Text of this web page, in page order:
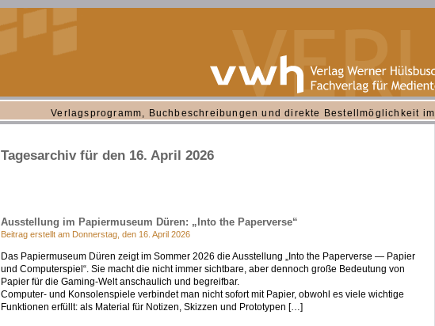
Verlagsprogramm, Buchbeschreibungen und direkte Bestellmöglichkeit im
Tagesarchiv für den 16. April 2026
Ausstellung im Papiermuseum Düren: „Into the Paperverse“
Beitrag erstellt am Donnerstag, den 16. April 2026
Das Papiermuseum Düren zeigt im Sommer 2026 die Ausstellung „Into the Paperverse — Papier
und Computerspiel“. Sie macht die nicht immer sichtbare, aber dennoch große Bedeutung von
Papier für die Gaming-Welt anschaulich und begreifbar.
Computer- und Konsolenspiele verbindet man nicht sofort mit Papier, obwohl es viele wichtige
Funktionen erfüllt: als Material für Notizen, Skizzen und Prototypen […]